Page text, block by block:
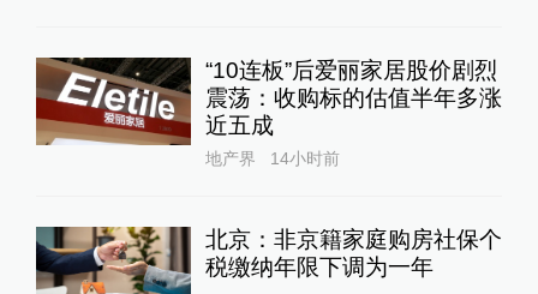
“10连板”后爱丽家居股价剧烈
震荡：收购标的估值半年多涨
近五成
地产界 14小时前
北京：非京籍家庭购房社保个
税缴纳年限下调为一年